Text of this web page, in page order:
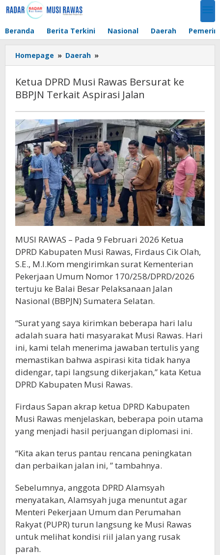
Lewati
ke
Beranda Berita Terkini Nasional Daerah
Homepage » Daerah »
DPRD
Rawas
Bersurat
Terkait
Aspirasi
Jalan
Ketua DPRD Musi Rawas Bersurat ke
BBPJN Terkait Aspirasi Jalan
MUSI RAWAS – Pada 9 Februari 2026 Ketua
DPRD Kabupaten Musi Rawas, Firdaus Cik Olah,
S.E., M.I.Kom mengirimkan surat Kementerian
Pekerjaan Umum Nomor 170/258/DPRD/2026
tertuju ke Balai Besar Pelaksanaan Jalan
Nasional (BBPJN) Sumatera Selatan.
“Surat yang saya kirimkan beberapa hari lalu
adalah suara hati masyarakat Musi Rawas. Hari
ini, kami telah menerima jawaban tertulis yang
memastikan bahwa aspirasi kita tidak hanya
didengar, tapi langsung dikerjakan,” kata Ketua
DPRD Kabupaten Musi Rawas.
Firdaus Sapan akrap ketua DPRD Kabupaten
Musi Rawas menjelaskan, beberapa poin utama
yang menjadi hasil perjuangan diplomasi ini.
“Kita akan terus pantau rencana peningkatan
dan perbaikan jalan ini, ” tambahnya.
Sebelumnya, anggota DPRD Alamsyah
menyatakan, Alamsyah juga menuntut agar
Menteri Pekerjaan Umum dan Perumahan
Rakyat (PUPR) turun langsung ke Musi Rawas
untuk melihat kondisi riil jalan yang rusak
parah.